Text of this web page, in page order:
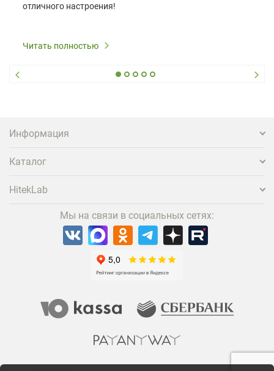
отличного настроения!
Читать полностью
Информация
Каталог
HitekLab
Мы на связи в социальных сетях: